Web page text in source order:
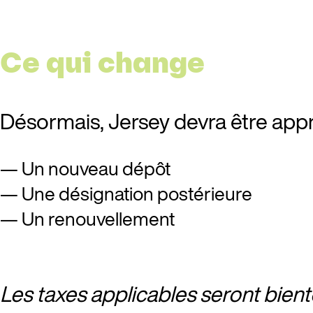
Ce qui change
Désormais, Jersey devra être
Un nouveau dépôt
Une désignation postérieure
Un renouvellement
Les taxes applicables seront